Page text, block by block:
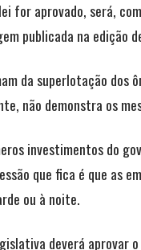
for aprovado, será,
publicada na edição
da superlotação dos
não demonstra os
investimentos do
que fica é que as
ou à noite.
deverá aprovar